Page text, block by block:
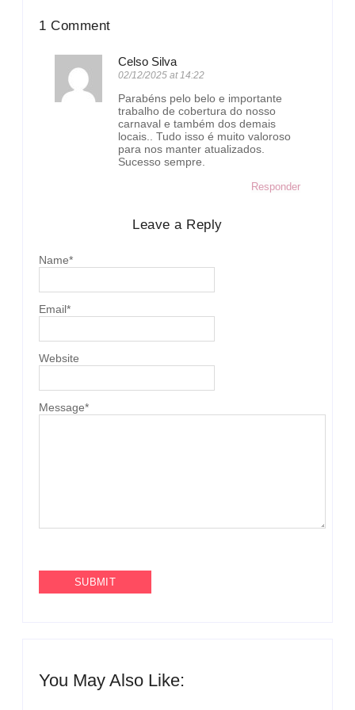
1 Comment
Celso Silva
02/12/2025 at 14:22
Parabéns pelo belo e importante
trabalho de cobertura do nosso
carnaval e também dos demais
locais.. Tudo isso é muito valoroso
para nos manter atualizados.
Sucesso sempre.
Responder
Leave a Reply
Message*
Name*
Email*
Website
You May Also Like: